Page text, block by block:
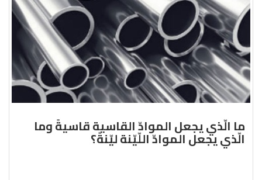
ما الّذي يجعل الموادّ القاسية قاسيةً وما
الّذي يجعل الموادّ اللّيّنة ليّنةً؟